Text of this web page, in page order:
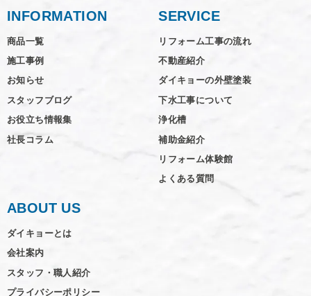
INFORMATION
商品一覧
施工事例
お知らせ
スタッフブログ
お役立ち情報集
社長コラム
SERVICE
リフォーム工事の流れ
不動産紹介
ダイキョーの外壁塗装
下水工事について
浄化槽
補助金紹介
リフォーム体験館
よくある質問
ABOUT US
ダイキョーとは
会社案内
スタッフ・職人紹介
プライバシーポリシー